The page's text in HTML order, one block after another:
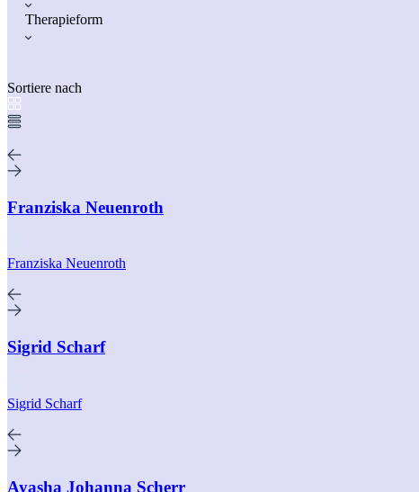
Therapieform
Sortiere nach
Franziska Neuenroth
Franziska Neuenroth
Sigrid Scharf
Sigrid Scharf
Ayasha Johanna Scherr